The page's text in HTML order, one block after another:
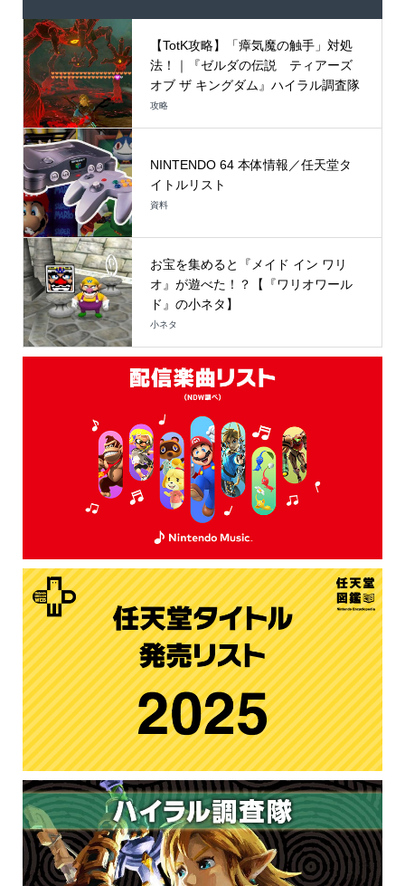
【TotK攻略】「瘴気魔の触手」対処
法！｜『ゼルダの伝説 ティアーズ
オブ ザ キングダム』ハイラル調査隊
攻略
NINTENDO 64 本体情報／任天堂タ
イトルリスト
資料
お宝を集めると『メイド イン ワリ
オ』が遊べた！？【『ワリオワール
ド』の小ネタ】
小ネタ